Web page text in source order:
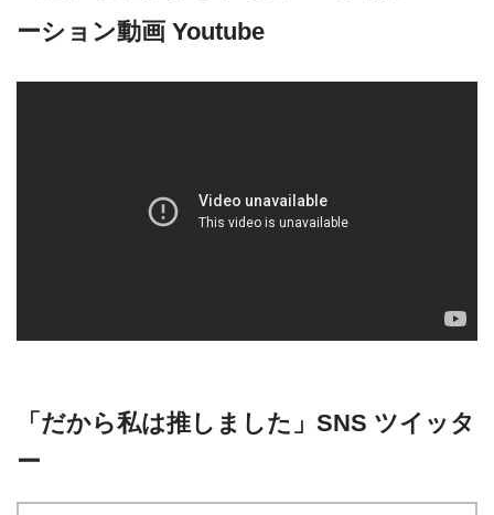
ーション動画 Youtube
「だから私は推しました」SNS ツイッタ
ー